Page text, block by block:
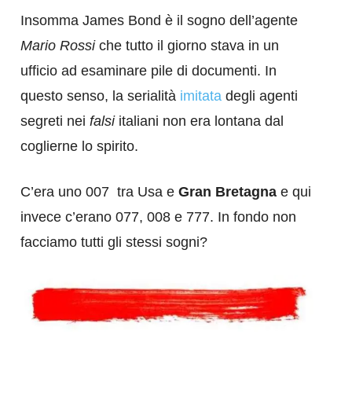
Insomma James Bond è il sogno dell’agente
Mario Rossiche tutto il giorno stava in un
ufficio ad esaminare pile di documenti. In
questo senso, la serialità imitata degli agenti
segreti nei falsiitaliani non era lontana dal
coglierne lo spirito.
C’era uno 007 tra Usa e Gran Bretagna e qui
invece c’erano 077, 008 e 777. In fondo non
facciamo tutti gli stessi sogni?